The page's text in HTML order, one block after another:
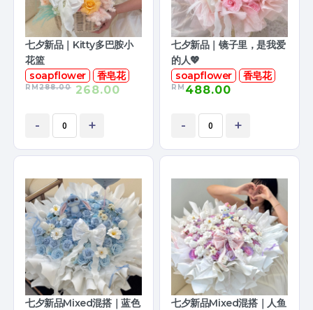
七夕新品｜Kitty多巴胺小
花篮
soapflower
香皂花
RM288.00 268.00
- +
七夕新品｜镜子里，是我爱
的人💖
soapflower
香皂花
RM 488.00
- +
七夕新品Mixed混搭｜蓝色
七夕新品Mixed混搭｜人鱼